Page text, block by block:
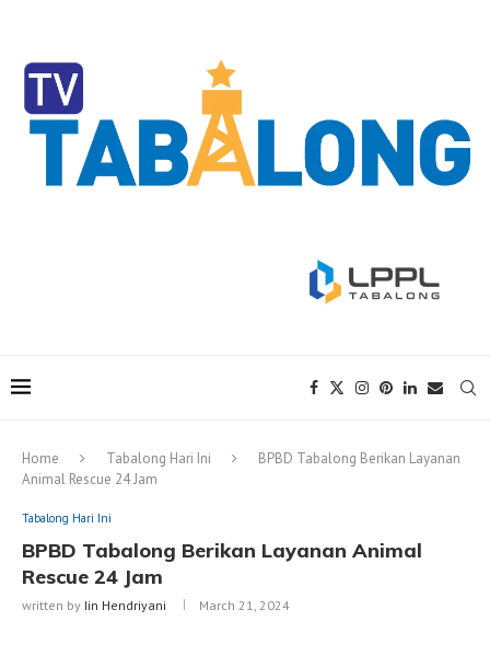
Home Tabalong Hari Ini
BPBD Tabalong Berikan Layanan
Animal Rescue 24 Jam
Tabalong Hari Ini
BPBD Tabalong Berikan Layanan Animal
Rescue 24 Jam
written by Iin Hendriyani March 21, 2024